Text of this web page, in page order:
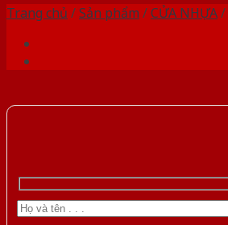
Trang chủ /Sản phẩm /CỬA NHỰA/